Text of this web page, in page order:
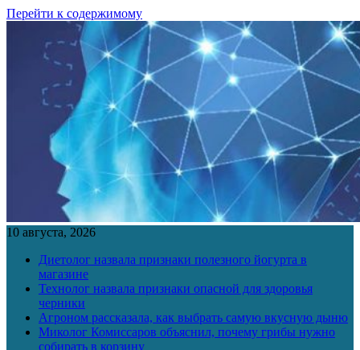
Перейти к содержимому
10 августа, 2026
Диетолог назвала признаки полезного йогурта в
магазине
Технолог назвала признаки опасной для здоровья
черники
Агроном рассказала, как выбрать самую вкусную дыню
Миколог Комиссаров объяснил, почему грибы нужно
собирать в корзину